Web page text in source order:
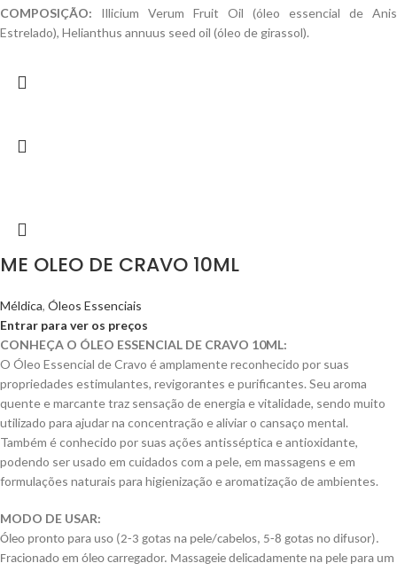
COMPOSIÇÃO: Illicium Verum Fruit Oil (óleo essencial de Anis
Estrelado), Helianthus annuus seed oil (óleo de girassol).
ME OLEO DE CRAVO 10ML
Méldica, Óleos Essenciais
Entrar para ver os preços
CONHEÇA O ÓLEO ESSENCIAL DE CRAVO 10ML:
O Óleo Essencial de Cravo é amplamente reconhecido por suas
propriedades estimulantes, revigorantes e purificantes. Seu aroma
quente e marcante traz sensação de energia e vitalidade, sendo muito
utilizado para ajudar na concentração e aliviar o cansaço mental.
Também é conhecido por suas ações antisséptica e antioxidante,
podendo ser usado em cuidados com a pele, em massagens e em
formulações naturais para higienização e aromatização de ambientes.
MODO DE USAR:
Óleo pronto para uso (2-3 gotas na pele/cabelos, 5-8 gotas no difusor).
Fracionado em óleo carregador. Massageie delicadamente na pele para um